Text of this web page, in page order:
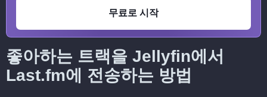
무료로 시작
좋아하는 트랙을 Jellyfin에서
Last.fm에 전송하는 방법